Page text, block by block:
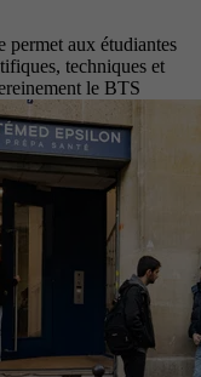
permet aux étudiantes
techniques et
le BTS